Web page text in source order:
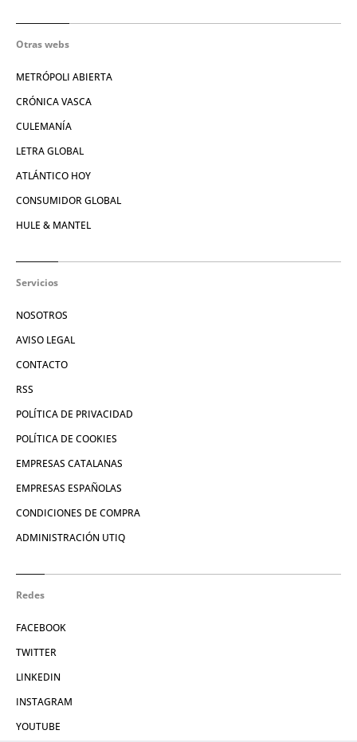
Otras webs
METRÓPOLI ABIERTA
CRÓNICA VASCA
CULEMANÍA
LETRA GLOBAL
ATLÁNTICO HOY
CONSUMIDOR GLOBAL
HULE & MANTEL
Servicios
NOSOTROS
AVISO LEGAL
CONTACTO
RSS
POLÍTICA DE PRIVACIDAD
POLÍTICA DE COOKIES
EMPRESAS CATALANAS
EMPRESAS ESPAÑOLAS
CONDICIONES DE COMPRA
ADMINISTRACIÓN UTIQ
Redes
FACEBOOK
TWITTER
LINKEDIN
INSTAGRAM
YOUTUBE